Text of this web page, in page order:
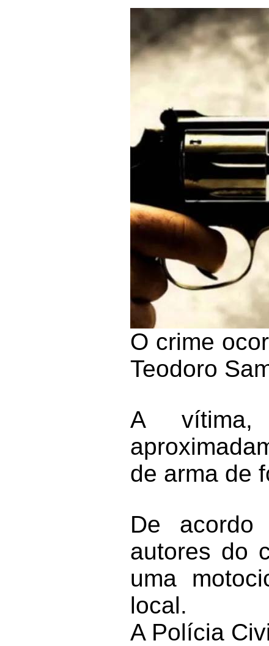
O crime
Teodoro
A vítima,
de arma de
De acordo
autores do
uma
local.
A Polícia